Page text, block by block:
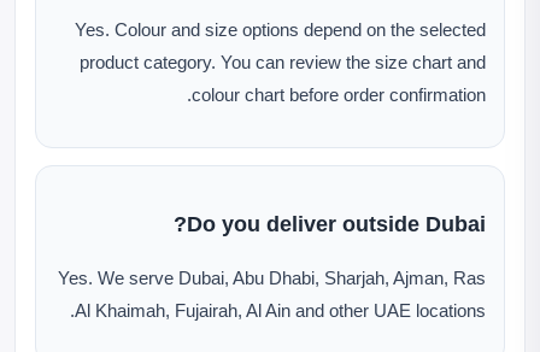
Yes. Colour and size options depend on the selected
product category. You can review the size chart and
colour chart before order confirmation.
Do you deliver outside Dubai?
Yes. We serve Dubai, Abu Dhabi, Sharjah, Ajman, Ras
Al Khaimah, Fujairah, Al Ain and other UAE locations.